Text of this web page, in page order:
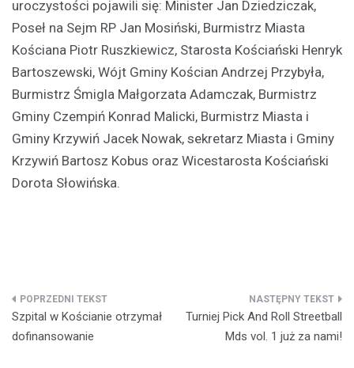
uroczystości pojawili się: Minister Jan Dziedziczak,
Poseł na Sejm RP Jan Mosiński, Burmistrz Miasta
Kościana Piotr Ruszkiewicz, Starosta Kościański Henryk
Bartoszewski, Wójt Gminy Kościan Andrzej Przybyła,
Burmistrz Śmigla Małgorzata Adamczak, Burmistrz
Gminy Czempiń Konrad Malicki, Burmistrz Miasta i
Gminy Krzywiń Jacek Nowak, sekretarz Miasta i Gminy
Krzywiń Bartosz Kobus oraz Wicestarosta Kościański
Dorota Słowińska.
Nawigacja
wpisu
Szpital w Kościanie otrzymał
dofinansowanie
Turniej Pick And Roll Streetball
Mds vol. 1 już za nami!